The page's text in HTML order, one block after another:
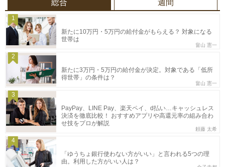
総合 週間
1
新たに10万円・5万円の給付金がもらえる？ 対象になる
世帯は
畠山 憲一
2
新たに3万円・5万円の給付金が決定。対象である「低所
得世帯」の条件は？
畠山 憲一
3
PayPay、LINE Pay、楽天ペイ、d払い…キャッシュレス
決済を徹底比較！ おすすめアプリや高還元率の組み合わ
せ技をプロが解説
頼藤 太希
4
「ゆうちょ銀行使わない方がいい」と言われる5つの理
由。利用した方がいい人は？